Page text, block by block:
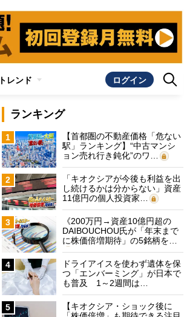
トレンド ログイン
ランキング
1
【首都圏の不動産価格「危ない
駅」ランキング】“中古マンシ
ョン売れ行き鈍化”のワ…
2
「キオクシアが今後も利益を出
し続けるかは分からない」資産
11億円の個人投資家…
3
《200万円→資産10億円超の
DAIBOUCHOU氏が「年末まで
に株価倍増期待」の5銘柄を…
4
ドライアイスを使わず遺体を保
つ「エンバーミング」が日本で
も普及 1～2週間は…
5
【キオクシア・ショック後に